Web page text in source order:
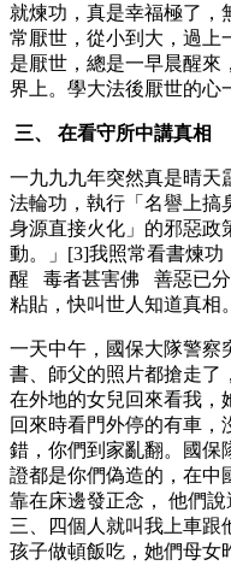
就煉功，真是幸福極了，
常厭世，從小到大，過上
是厭世，總是一早晨醒來
界上。學大法後厭世的心
三、 在看守所中講真相
一九九九年突然真是晴天
法輪功，執行「名譽上搞
身源直接火化」的邪惡政
動。」[3]我照常看書煉
醒 毒者甚害佛 善惡已分
粘貼，快叫世人知道真相。
一天中午，國保大隊警察
書、師父的照片都搶走了
在外地的女兒回來看我，
回來時看門外停的有車，
錯，你們到家亂翻。國保
證都是你們偽造的，在中
靠在床邊發正念， 他們
三、四個人就叫我上車跟
孩子做頓飯吃，她們母女